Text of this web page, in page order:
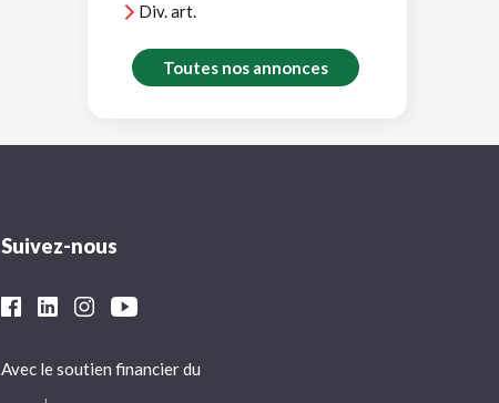
Div. art.
Toutes nos annonces
Suivez-nous
Avec le soutien financier du